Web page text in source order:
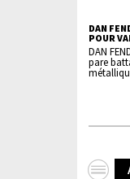
DAN
POUR
DAN
pare